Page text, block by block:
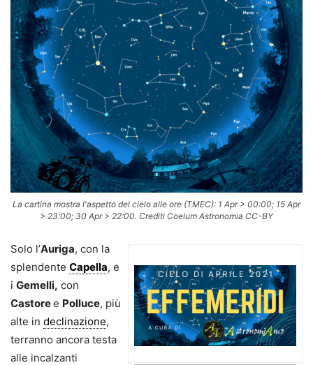
La cartina mostra l'aspetto del cielo alle ore (TMEC): 1 Apr > 00:00; 15 Apr
> 23:00; 30 Apr > 22:00. Crediti Coelum Astronomia CC-BY
Solo l’Auriga, con la
splendente Capella, e
i Gemelli, con
Castoree Polluce, più
alte in declinazione,
terranno ancora testa
alle incalzanti